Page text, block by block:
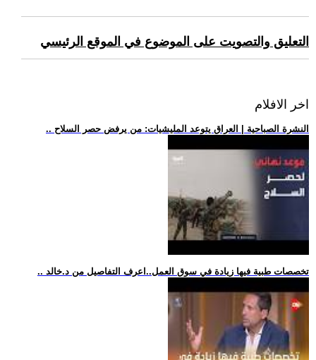
التعليق والتصويت على الموضوع في الموقع الرئيسي
اخر الافلام
.. النشرة الصباحية | العراق يتوعد المليشيات: من يرفض حصر السلاح
.. تخصصات طبية فيها زيادة في سوق العمل..اعرف التفاصيل من د.خالد